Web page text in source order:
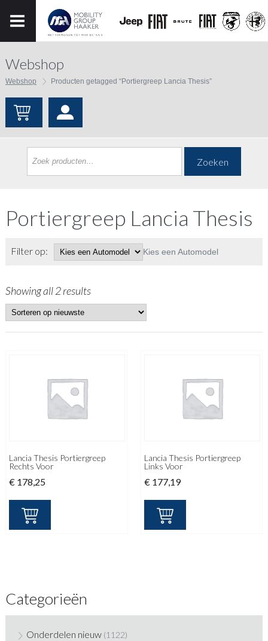
Webshop
Webshop Producten getagged “Portiergreep Lancia Thesis”
Zoeken
Portiergreep Lancia Thesis
Filter op: Kies een Automodel
Showing all 2 results
Lancia Thesis Portiergreep
Rechts Voor
€ 178,25
Lancia Thesis Portiergreep
Links Voor
€ 177,19
Categorieën
Onderdelen nieuw (1122)